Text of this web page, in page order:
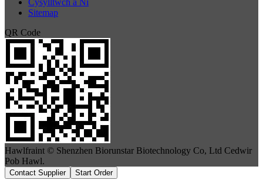
Sitemap
QR Code
Hawlfraint © Shenzhen Biorunstar Biotechnology Co, Ltd Cedwir
Pob Hawl.
Contact Supplier Start Order